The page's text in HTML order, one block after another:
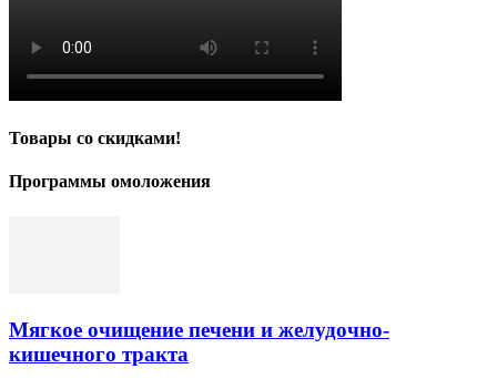
Товары со скидками!
Программы омоложения
Мягкое очищение печени и желудочно-
кишечного тракта